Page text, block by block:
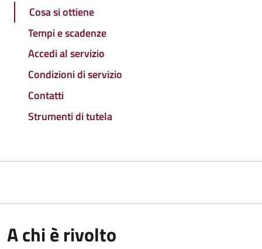
Cosa si ottiene
Tempi e scadenze
Accedi al servizio
Condizioni di servizio
Contatti
Strumenti di tutela
A chi è rivolto